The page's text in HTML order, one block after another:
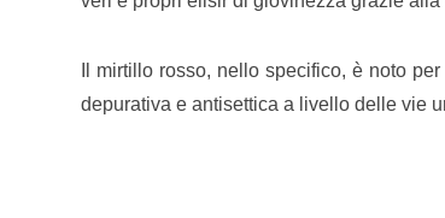
Il mirtillo rosso, nello specifico, è noto
depurativa e antisettica a livello delle vie